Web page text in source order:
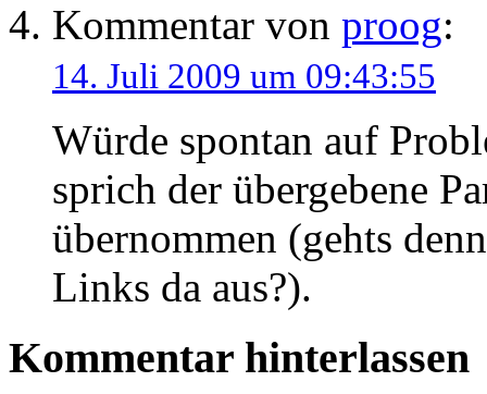
Kommentar von proog:
14. Juli 2009 um 09:43:55
Würde spontan auf
sprich der übergebene
übernommen (gehts
Links da aus?).
Kommentar hinterlassen